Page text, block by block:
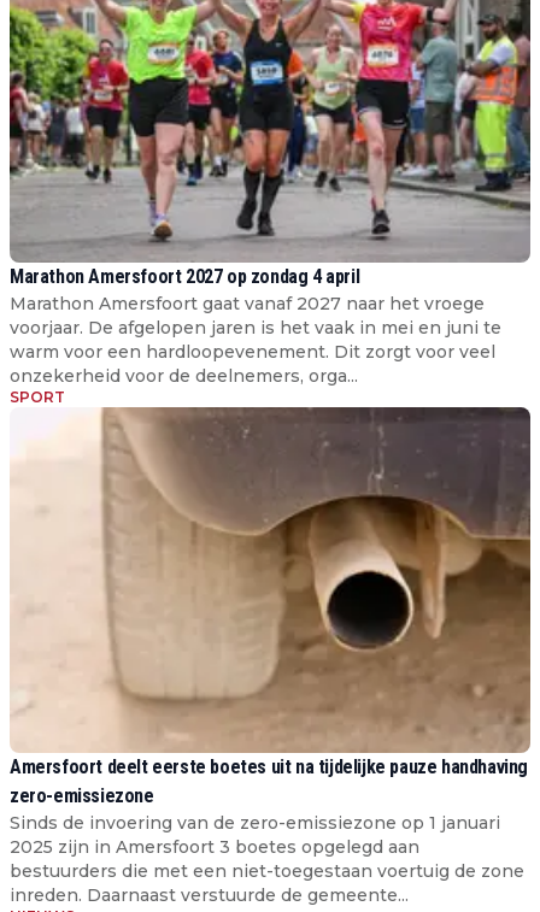
Marathon Amersfoort 2027 op zondag 4 april
Marathon Amersfoort gaat vanaf 2027 naar het vroege
voorjaar. De afgelopen jaren is het vaak in mei en juni te
warm voor een hardloopevenement. Dit zorgt voor veel
onzekerheid voor de deelnemers, orga...
SPORT
Amersfoort deelt eerste boetes uit na tijdelijke pauze handhaving
zero-emissiezone
Sinds de invoering van de zero-emissiezone op 1 januari
2025 zijn in Amersfoort 3 boetes opgelegd aan
bestuurders die met een niet-toegestaan voertuig de zone
inreden. Daarnaast verstuurde de gemeente...